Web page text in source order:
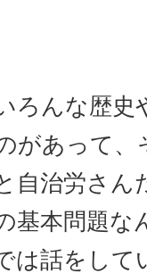
ろんな歴史
があって、
自治労さん
基本問題な
は話をして